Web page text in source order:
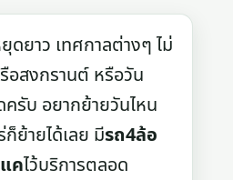
ยาว เทศกาลต่างๆ ไม่
อสงกรานต์ หรือวัน
ครับ อยากย้ายวันไหน
ก็ย้ายได้เลย มีรถ4ล้อ
คไว้บริการตลอด